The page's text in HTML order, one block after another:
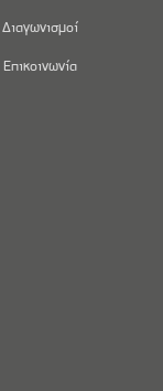
Διαγωνισμοί
Επικοινωνία